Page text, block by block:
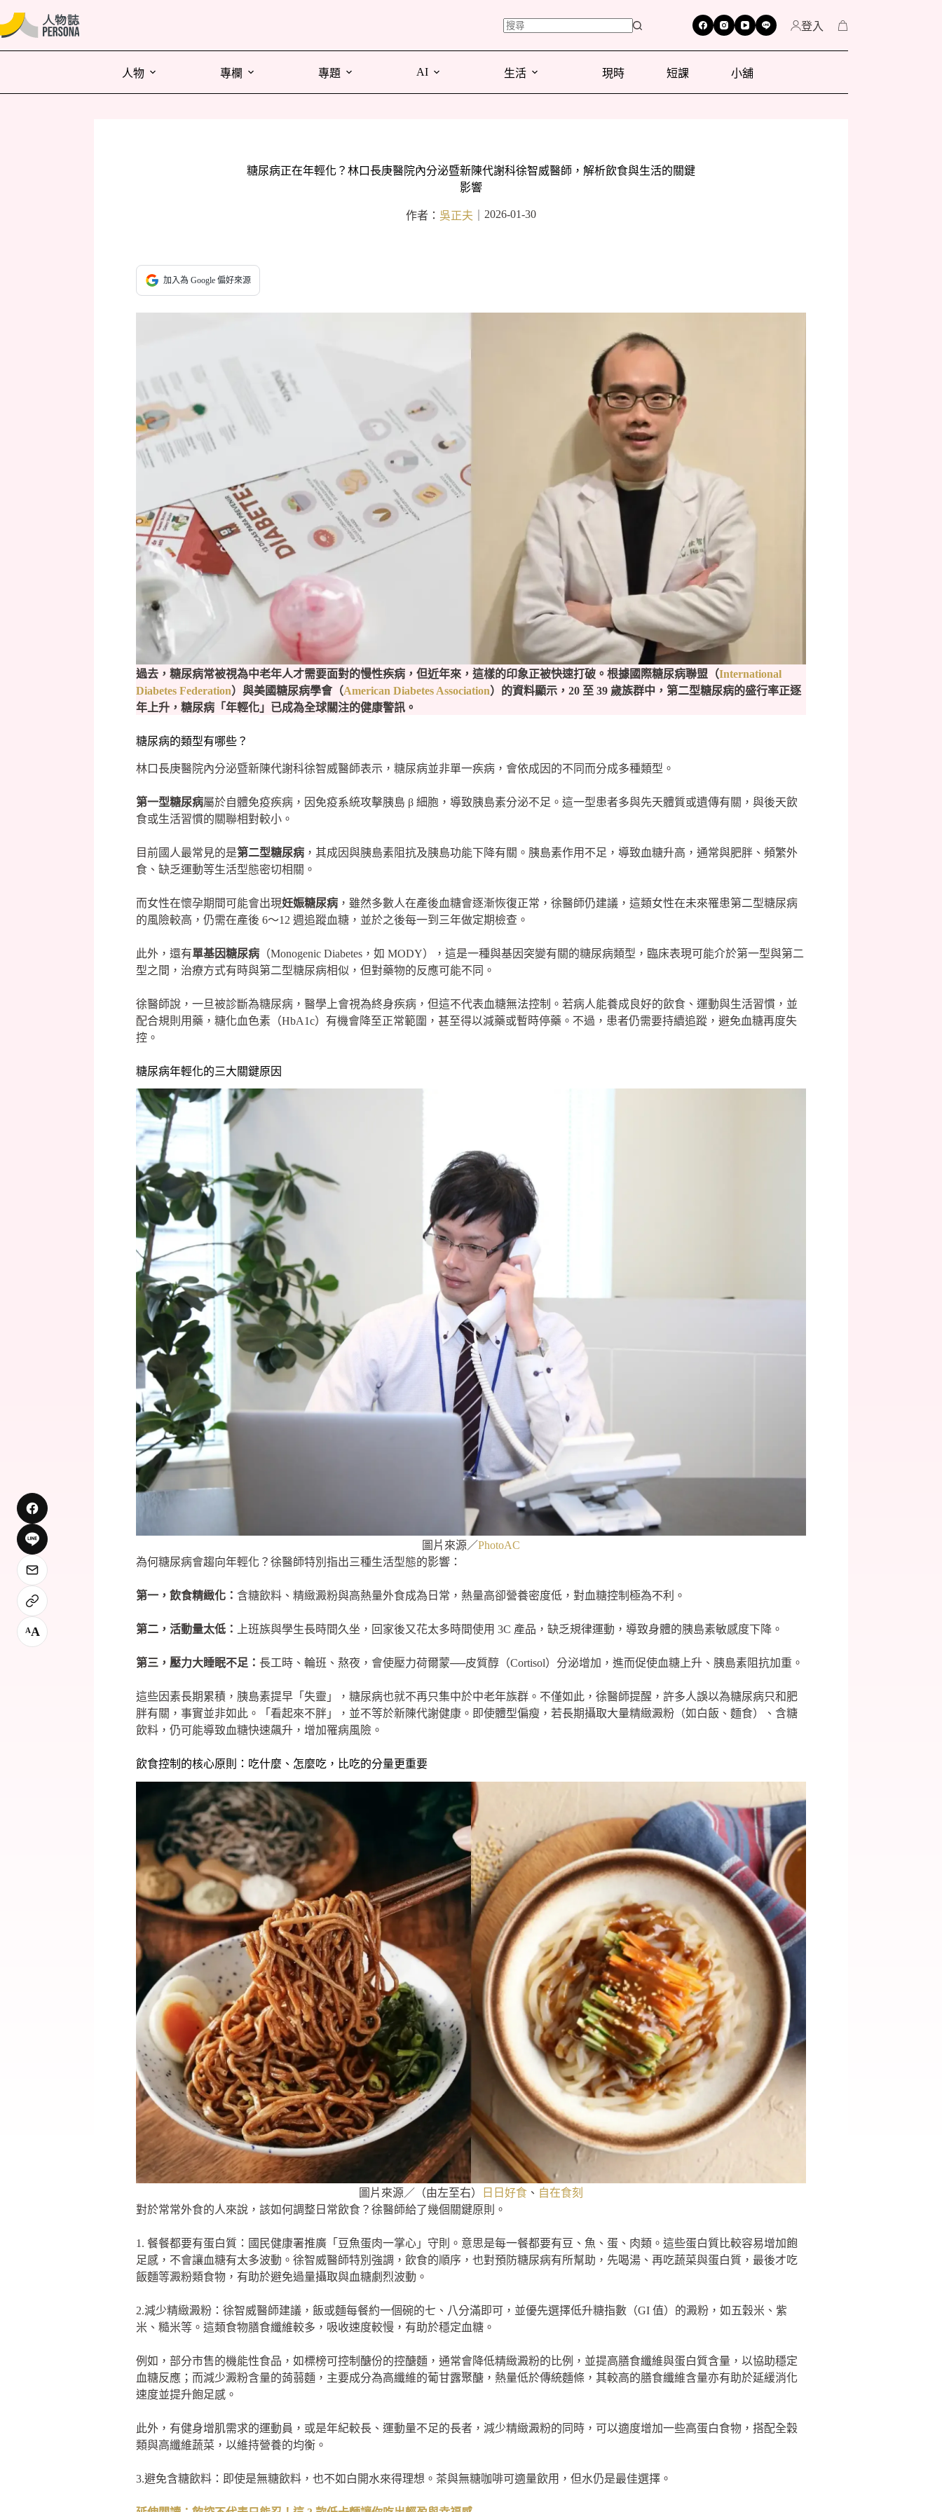
登入
人物 專欄 專題 AI 生活 現時 短課 小舖
糖尿病正在年輕化？林口長庚醫院內分泌暨新陳代謝科徐智威醫師，解析飲食與生活的關鍵
影響
作者： 吳正夫 2026-01-30
加入為 Google 偏好來源
過去，糖尿病常被視為中老年人才需要面對的慢性疾病，但近年來，這樣的印象正被快速打破。根據國際糖尿病聯盟（International
Diabetes Federation）與美國糖尿病學會（American Diabetes Association）的資料顯示，20 至 39 歲族群中，第二型糖尿病的盛行率正逐
年上升，糖尿病「年輕化」已成為全球關注的健康警訊。
糖尿病的類型有哪些？
林口長庚醫院內分泌暨新陳代謝科徐智威醫師表示，糖尿病並非單一疾病，會依成因的不同而分成多種類型。
第一型糖尿病屬於自體免疫疾病，因免疫系統攻擊胰島 β 細胞，導致胰島素分泌不足。這一型患者多與先天體質或遺傳有關，與後天飲
食或生活習慣的關聯相對較小。
目前國人最常見的是第二型糖尿病 ，其成因與胰島素阻抗及胰島功能下降有關。胰島素作用不足，導致血糖升高，通常與肥胖、頻繁外
食、缺乏運動等生活型態密切相關。
而女性在懷孕期間可能會出現妊娠糖尿病 ，雖然多數人在產後血糖會逐漸恢復正常，徐醫師仍建議，這類女性在未來罹患第二型糖尿病
的風險較高，仍需在產後 6～12 週追蹤血糖，並於之後每一到三年做定期檢查。
此外，還有單基因糖尿病 （Monogenic Diabetes，如 MODY），這是一種與基因突變有關的糖尿病類型，臨床表現可能介於第一型與第二
型之間，治療方式有時與第二型糖尿病相似，但對藥物的反應可能不同。
徐醫師說，一旦被診斷為糖尿病，醫學上會視為終身疾病，但這不代表血糖無法控制。若病人能養成良好的飲食、運動與生活習慣，並
配合規則用藥，糖化血色素（HbA1c）有機會降至正常範圍，甚至得以減藥或暫時停藥。不過，患者仍需要持續追蹤，避免血糖再度失
控。
糖尿病年輕化的三大關鍵原因
圖片來源／PhotoAC
為何糖尿病會趨向年輕化？徐醫師特別指出三種生活型態的影響：
第一，飲食精緻化： 含糖飲料、精緻澱粉與高熱量外食成為日常，熱量高卻營養密度低，對血糖控制極為不利。
第二，活動量太低： 上班族與學生長時間久坐，回家後又花太多時間使用 3C 產品，缺乏規律運動，導致身體的胰島素敏感度下降。
第三，壓力大睡眠不足： 長工時、輪班、熬夜，會使壓力荷爾蒙──皮質醇（Cortisol）分泌增加，進而促使血糖上升、胰島素阻抗加重。
這些因素長期累積，胰島素提早「失靈」，糖尿病也就不再只集中於中老年族群。不僅如此，徐醫師提醒，許多人誤以為糖尿病只和肥
胖有關，事實並非如此。「看起來不胖」，並不等於新陳代謝健康。即使體型偏瘦，若長期攝取大量精緻澱粉（如白飯、麵食）、含糖
飲料，仍可能導致血糖快速飆升，增加罹病風險。
飲食控制的核心原則：吃什麼、怎麼吃，比吃的分量更重要
圖片來源／（由左至右） 日日好食 、 自在食刻
對於常常外食的人來說，該如何調整日常飲食？徐醫師給了幾個關鍵原則。
1. 餐餐都要有蛋白質：國民健康署推廣「豆魚蛋肉一掌心」守則。意思是每一餐都要有豆、魚、蛋、肉類。這些蛋白質比較容易增加飽
足感，不會讓血糖有太多波動。徐智威醫師特別強調，飲食的順序，也對預防糖尿病有所幫助，先喝湯、再吃蔬菜與蛋白質，最後才吃
飯麵等澱粉類食物，有助於避免過量攝取與血糖劇烈波動。
2.減少精緻澱粉：徐智威醫師建議，飯或麵每餐約一個碗的七、八分滿即可，並優先選擇低升糖指數（GI 值）的澱粉，如五穀米、紫
米、糙米等。這類食物膳食纖維較多，吸收速度較慢，有助於穩定血糖。
例如，部分市售的機能性食品，如標榜可控制醣份的控醣麵，通常會降低精緻澱粉的比例，並提高膳食纖維與蛋白質含量，以協助穩定
血糖反應；而減少澱粉含量的蒟蒻麵，主要成分為高纖維的葡甘露聚醣，熱量低於傳統麵條，其較高的膳食纖維含量亦有助於延緩消化
速度並提升飽足感。
此外，有健身增肌需求的運動員，或是年紀較長、運動量不足的長者，減少精緻澱粉的同時，可以適度增加一些高蛋白食物，搭配全穀
類與高纖維蔬菜，以維持營養的均衡。
3.避免含糖飲料：即使是無糖飲料，也不如白開水來得理想。茶與無糖咖啡可適量飲用，但水仍是最佳選擇。
AA